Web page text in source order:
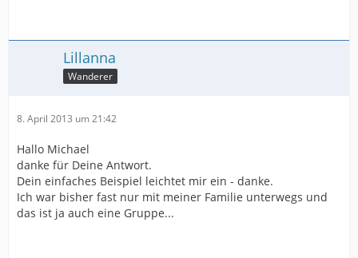
Lillanna
Wanderer
8. April 2013 um 21:42
Hallo Michael
danke für Deine Antwort.
Dein einfaches Beispiel leichtet mir ein - danke.
Ich war bisher fast nur mit meiner Familie unterwegs und
das ist ja auch eine Gruppe...